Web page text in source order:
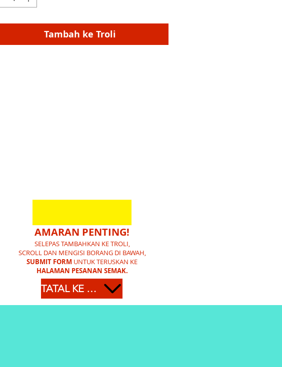
Tambah ke Troli
AMARAN PENTING!
SELEPAS TAMBAHKAN KE TROLI,
SCROLL DAN MENGISI BORANG DI BAWAH,
SUBMIT FORM UNTUK TERUSKAN KE
HALAMAN PESANAN SEMAK.
TATAL KE BAWAH